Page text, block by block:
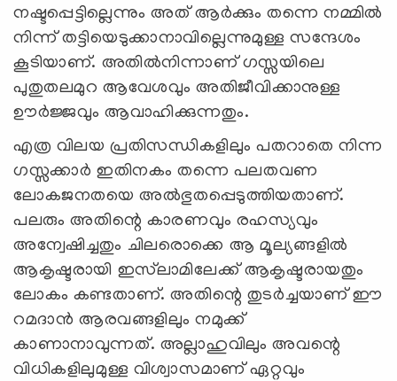
നഷ്ടപ്പെട്ടില്ലെന്നും അത് ആര്‍ക്കും തന്നെ നമ്മില്‍
നിന്ന് തട്ടിയെടുക്കാനാവില്ലെന്നുമുള്ള സന്ദേശം
കൂടിയാണ്. അതില്‍നിന്നാണ് ഗസ്സയിലെ
പുതുതലമുറ ആവേശവും അതിജീവിക്കാനുള്ള
ഊര്‍ജ്ജവും ആവാഹിക്കുന്നതും.
എത്ര വിലയ പ്രതിസന്ധികളിലും പതറാതെ നിന്ന
ഗസ്സക്കാര്‍ ഇതിനകം തന്നെ പലതവണ
ലോകജനതയെ അല്‍ഭുതപ്പെടുത്തിയതാണ്.
പലരും അതിന്റെ കാരണവും രഹസ്യവും
അന്വേഷിച്ചതും ചിലരൊക്കെ ആ മൂല്യങ്ങളില്‍
ആകൃഷ്ടരായി ഇസ്‍ലാമിലേക്ക് ആകൃഷ്ടരായതും
ലോകം കണ്ടതാണ്. അതിന്റെ തുടര്‍ച്ചയാണ് ഈ
റമദാന്‍ ആരവങ്ങളിലും നമുക്ക്
കാണാനാവുന്നത്. അല്ലാഹുവിലും അവന്റെ
വിധികളിലുമുള്ള വിശ്വാസമാണ് ഏറ്റവും